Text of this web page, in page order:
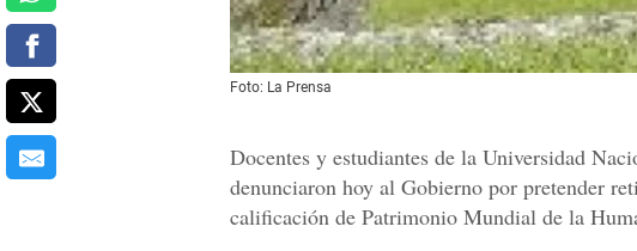
Foto: La Prensa
Docentes y estudiantes de la Universidad
denunciaron hoy al Gobierno por pretender
calificación de Patrimonio Mundial de la